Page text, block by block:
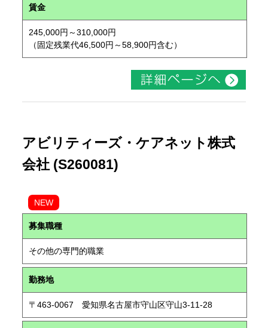
賃金
245,000円～310,000円
（固定残業代46,500円～58,900円含む）
アビリティーズ・ケアネット株式
会社 (S260081)
NEW
募集職種
その他の専門的職業
勤務地
〒463-0067 愛知県名古屋市守山区守山3-11-28